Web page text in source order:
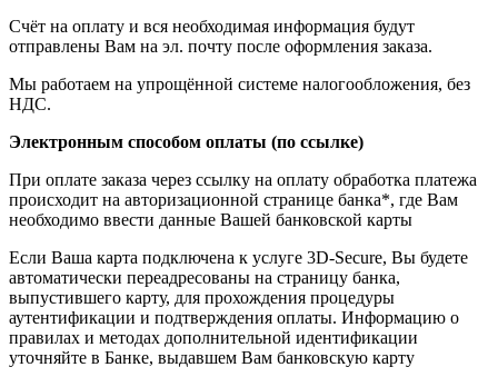
Счёт на оплату и вся необходимая информация будут
отправлены Вам на эл. почту после оформления заказа.
Мы работаем на упрощённой системе налогообложения, без
НДС.
Электронным способом оплаты (по ссылке)
При оплате заказа через ссылку на оплату обработка платежа
происходит на авторизационной странице банка*, где Вам
необходимо ввести данные Вашей банковской карты
Если Ваша карта подключена к услуге 3D-Secure, Вы будете
автоматически переадресованы на страницу банка,
выпустившего карту, для прохождения процедуры
аутентификации и подтверждения оплаты. Информацию о
правилах и методах дополнительной идентификации
уточняйте в Банке, выдавшем Вам банковскую карту